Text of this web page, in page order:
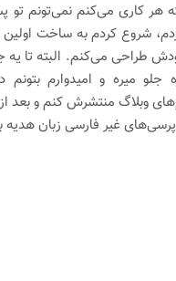
هر کاری می‌کنم نمی‌تونم تو
شروع کردم به ساخت
طراحی می‌کنم. البته تا
میره و امیدوارم بتونم
وبلاگ منتشرش کنم و بعد
غیر فارسی زبان هدیه